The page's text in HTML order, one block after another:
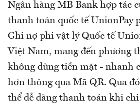
Ngân hàng MB Bank hợp tác
thanh toán quốc tế UnionPay
Ghi nợ phi vật lý Quốc tế
Việt Nam, mang đến phương
không dùng tiền mặt - nhanh
hơn thông qua Mã QR. Qua
thể dễ dàng thanh toán khi